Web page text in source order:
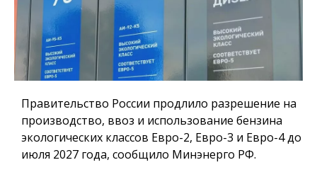
Правительство России продлило разрешение на
производство, ввоз и использование бензина
экологических классов Евро-2, Евро-3 и Евро-4 до
июля 2027 года, сообщило Минэнерго РФ.